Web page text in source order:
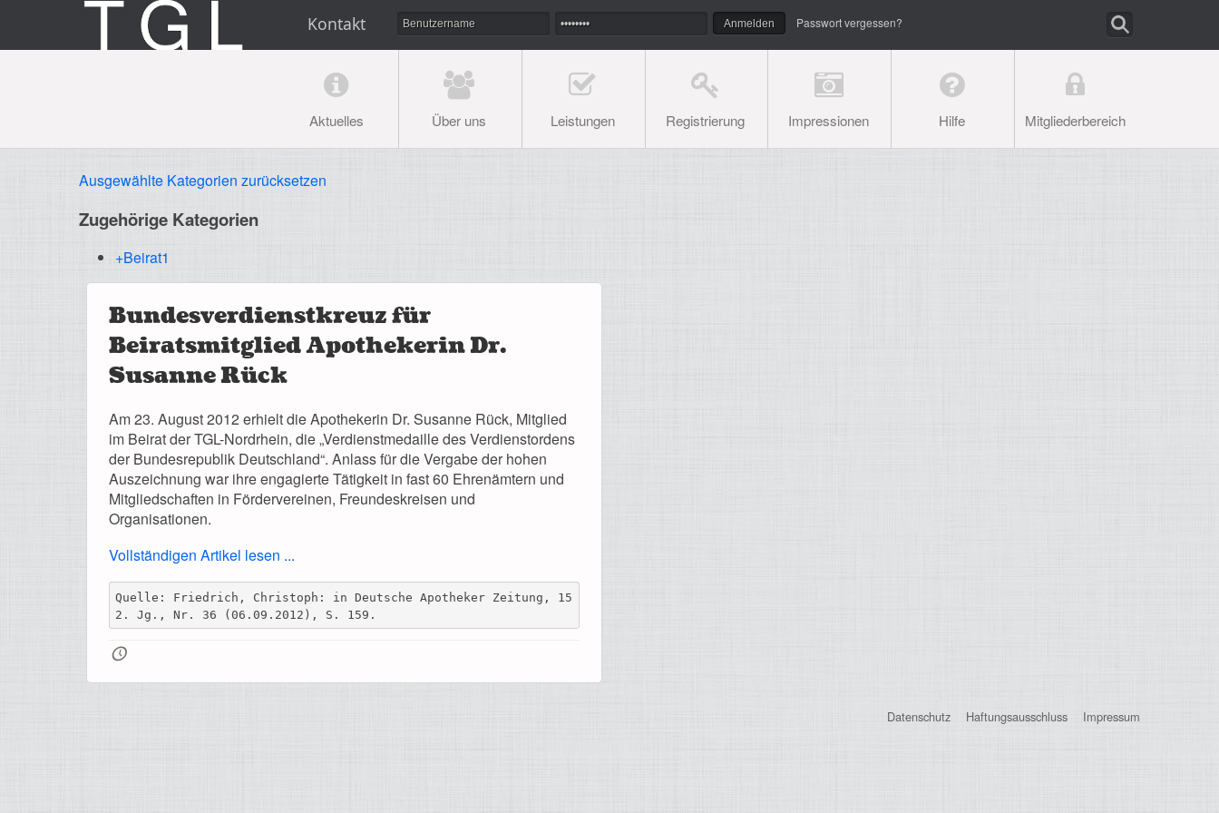
Kontakt Passwort vergessen?
Aktuelles Über uns Leistungen Registrierung Impressionen Hilfe Mitgliederbereich
Ausgewählte Kategorien zurücksetzen
Zugehörige Kategorien
+Beirat1
Bundesverdienstkreuz für
Beiratsmitglied Apothekerin Dr.
Susanne Rück
Am 23. August 2012 erhielt die Apothekerin Dr. Susanne Rück, Mitglied
im Beirat der TGL-Nordrhein, die „Verdienstmedaille des Verdienstordens
der Bundesrepublik Deutschland“. Anlass für die Vergabe der hohen
Auszeichnung war ihre engagierte Tätigkeit in fast 60 Ehrenämtern und
Mitgliedschaften in Fördervereinen, Freundeskreisen und
Organisationen.
Vollständigen Artikel lesen ...
Quelle: Friedrich, Christoph: in Deutsche Apotheker Zeitung, 15
2. Jg., Nr. 36 (06.09.2012), S. 159.
🕔
Datenschutz Haftungsausschluss Impressum